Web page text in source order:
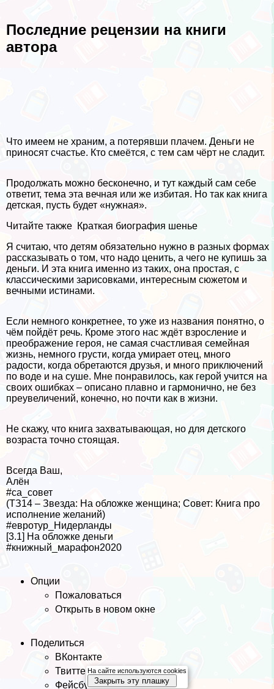
Последние рецензии на книги
автора
Что имеем не храним, а потерявши плачем. Деньги не
приносят счастье. Кто смеётся, с тем сам чёрт не сладит.
Продолжать можно бесконечно, и тут каждый сам себе
ответит, тема эта вечная или же избитая. Но так как книга
детская, пусть будет «нужная».
Читайте также Краткая биография шенье
Я считаю, что детям обязательно нужно в разных формах
рассказывать о том, что надо ценить, а чего не купишь за
деньги. И эта книга именно из таких, она простая, с
классическими зарисовками, интересным сюжетом и
вечными истинами.
Если немного конкретнее, то уже из названия понятно, о
чём пойдёт речь. Кроме этого нас ждёт взросление и
преображение героя, не самая счастливая семейная
жизнь, немного грусти, когда умирает отец, много
радости, когда обретаются друзья, и много приключений
по воде и на суше. Мне понравилось, как герой учится на
своих ошибках – описано плавно и гармонично, не без
преувеличений, конечно, но почти как в жизни.
Не скажу, что книга захватывающая, но для детского
возраста точно стоящая.
Всегда Ваш,
Алён
#са_совет
(ТЗ14 – Звезда: На обложке женщина; Совет: Книга про
исполнение желаний)
#евротур_Нидерланды
[3.1] На обложке деньги
#книжный_марафон2020
Опции
Пожаловаться
Открыть в новом окне
Поделиться
ВКонтакте
Твиттер
Фейсбук
На сайте используются cookies
Закрыть эту плашку